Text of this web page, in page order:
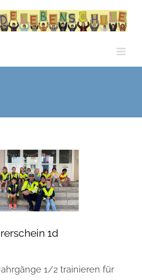
Fußgängerführerschein
1d
1d
1/2 trainieren für